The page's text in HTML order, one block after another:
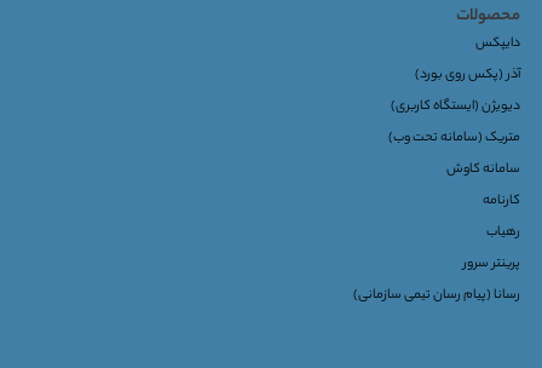
محصولات
دایپکس
آذر (پکس روی بورد)
دیویژن (ایستگاه کاربری)
متریک (سامانه تحت وب)
سامانه کاوش
کارنامه
رهیاب
پرینتر سرور
رسانا (پیام رسان تیمی سازمانی)